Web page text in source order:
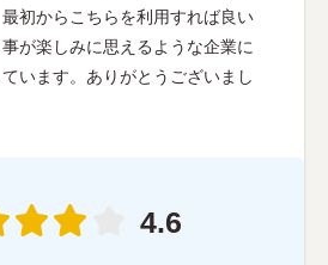
初からこちらを利用すれば良い
が楽しみに思えるような企業に
います。ありがとうございまし
4.6